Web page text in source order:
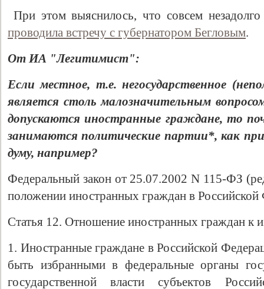
При этом выяснилось, что совсем
проводила встречу с губернатором Бегловым.
От ИА "Легитимист":
Если местное, т.е. негосударственное
является столь малозначительным
допускаются иностранные граждане, то
занимаются политические партии*, как
думу, например?
Федеральный закон от 25.07.2002 N 115-ФЗ
положении иностранных граждан в
Статья 12. Отношение иностранных граждан к
1. Иностранные граждане в Российской
быть избранными в федеральные органы
государственной власти субъектов